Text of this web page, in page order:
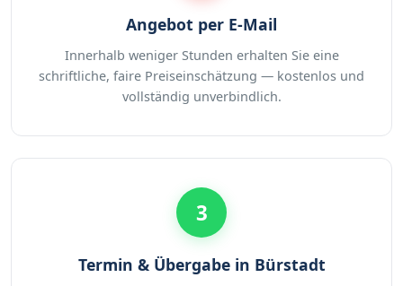
Angebot per E-Mail
Innerhalb weniger Stunden erhalten Sie eine
schriftliche, faire Preiseinschätzung — kostenlos und
vollständig unverbindlich.
3
Termin & Übergabe in Bürstadt